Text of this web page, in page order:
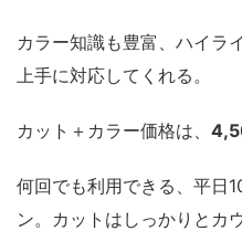
カラー知識も豊富、ハイラ
上手に対応してくれる。
カット＋カラー価格は、
何回でも利用できる、平日
ン。カットはしっかりとカ